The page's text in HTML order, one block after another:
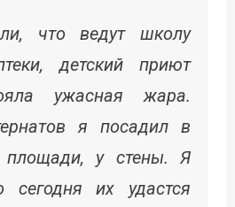
что ведут школу
детский приют
ужасная жара.
я посадил в
у стены. Я
сегодня их удастся